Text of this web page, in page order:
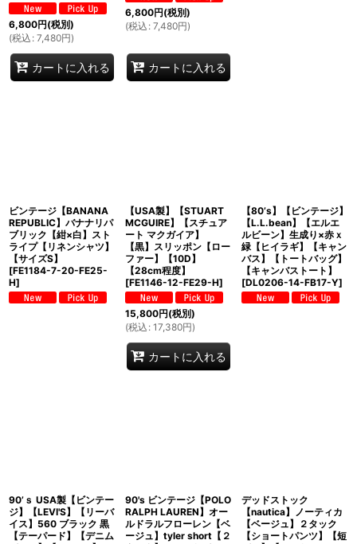
6,800円(税別)
(税込 : 7,480円)
カートに入れる
6,800円(税別)
(税込 : 7,480円)
カートに入れる
ビンテージ【BANANA
REPUBLIC】バナナリパ
ブリック【紺×白】スト
ライプ【リネンシャツ】
【サイズS】
[FE1184-7-20-FE25-
H]
【USA製】【STUART
MCGUIRE】【スチュア
ート マクガイア】
【黒】スリッポン【ロー
ファー】【10D】
【28cm程度】
[FE1146-12-FE29-H]
15,800円(税別)
(税込 : 17,380円)
カートに入れる
【80’s】【ビンテージ】
【L.L.bean】【エルエ
ルビーン】生成り×赤ｘ
緑【ヒイラギ】【キャン
バス】【トートバッグ】
【キャンバストート】
[DL0206-14-FB17-Y]
90’ｓ USA製【ビンテー
ジ】【LEVI'S】【リーバ
イス】560 ブラック 黒
【テーパード】【デニム
90's ビンテージ【POLO
RALPH LAUREN】オー
ルドラルフローレン【ベ
ージュ】tyler short【２
デッドストック
【nautica】ノーティカ
【ベージュ】２タック
【ショートパンツ】【短